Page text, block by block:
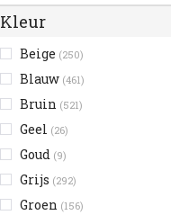
Kleur
Beige (250)
Blauw (461)
Bruin (521)
Geel (26)
Goud (9)
Grijs (292)
Groen (156)